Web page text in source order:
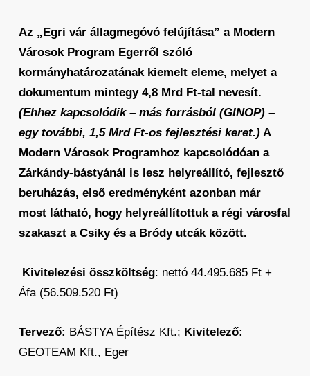
Az „Egri vár állagmegóvó felújítása” a Modern
Városok Program Egerről szóló
kormányhatározatának kiemelt eleme, melyet a
dokumentum mintegy 4,8 Mrd Ft-tal nevesít.
(Ehhez kapcsolódik – más forrásból (GINOP) –
egy további, 1,5 Mrd Ft-os fejlesztési keret.)A
Modern Városok Programhoz kapcsolódóan a
Zárkándy-bástyánál is lesz helyreállító, fejlesztő
beruházás, első eredményként azonban már
most látható, hogy helyreállítottuk a régi városfal
szakaszt a Csiky és a Bródy utcák között.
Kivitelezési összköltség: nettó 44.495.685 Ft +
Áfa (56.509.520 Ft)
Tervező: BÁSTYA Építész Kft.; Kivitelező:
GEOTEAM Kft., Eger